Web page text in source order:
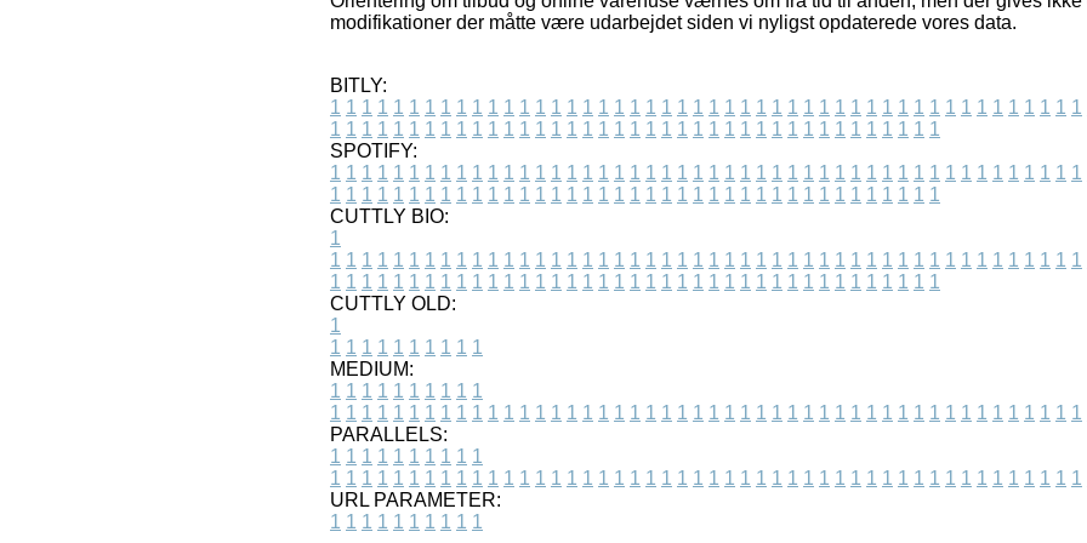
modifikationer der måtte være udarbejdet siden vi nyligst opdaterede vores data.
BITLY:
1 1 1 1 1 1 1 1 1 1 1 1 1 1 1 1 1 1 1 1 1 1 1 1 1 1 1 1 1 1 1 1 1 1 1 1 1 1 1 1 1 1 1 1 1 1 1 1
1 1 1 1 1 1 1 1 1 1 1 1 1 1 1 1 1 1 1 1 1 1 1 1 1 1 1 1 1 1 1 1 1 1 1 1 1 1 1
SPOTIFY:
1 1 1 1 1 1 1 1 1 1 1 1 1 1 1 1 1 1 1 1 1 1 1 1 1 1 1 1 1 1 1 1 1 1 1 1 1 1 1 1 1 1 1 1 1 1 1 1
1 1 1 1 1 1 1 1 1 1 1 1 1 1 1 1 1 1 1 1 1 1 1 1 1 1 1 1 1 1 1 1 1 1 1 1 1 1 1
CUTTLY BIO:
1
1 1 1 1 1 1 1 1 1 1 1 1 1 1 1 1 1 1 1 1 1 1 1 1 1 1 1 1 1 1 1 1 1 1 1 1 1 1 1 1 1 1 1 1 1 1 1 1
1 1 1 1 1 1 1 1 1 1 1 1 1 1 1 1 1 1 1 1 1 1 1 1 1 1 1 1 1 1 1 1 1 1 1 1 1 1 1
CUTTLY OLD:
1
1 1 1 1 1 1 1 1 1 1
MEDIUM:
1 1 1 1 1 1 1 1 1 1
1 1 1 1 1 1 1 1 1 1 1 1 1 1 1 1 1 1 1 1 1 1 1 1 1 1 1 1 1 1 1 1 1 1 1 1 1 1 1 1 1 1 1 1 1 1 1 1
PARALLELS:
1 1 1 1 1 1 1 1 1 1
1 1 1 1 1 1 1 1 1 1 1 1 1 1 1 1 1 1 1 1 1 1 1 1 1 1 1 1 1 1 1 1 1 1 1 1 1 1 1 1 1 1 1 1 1 1 1 1
URL PARAMETER:
1 1 1 1 1 1 1 1 1 1